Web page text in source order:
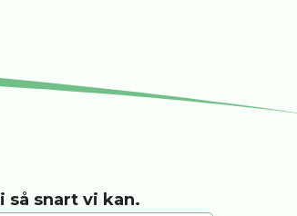
så snart vi kan.